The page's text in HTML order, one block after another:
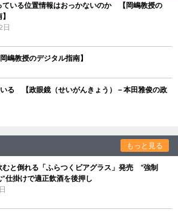
ている位置情報はおっかないのか 【岡嶋教授の
日
教授のデジタル指南】
る 【政眼鏡（せいがんきょう）－本田雅俊の政
もっと見る
むと倒れる「ふらつくビアグラス」発売 “強制
仕掛けで適正飲酒を後押し